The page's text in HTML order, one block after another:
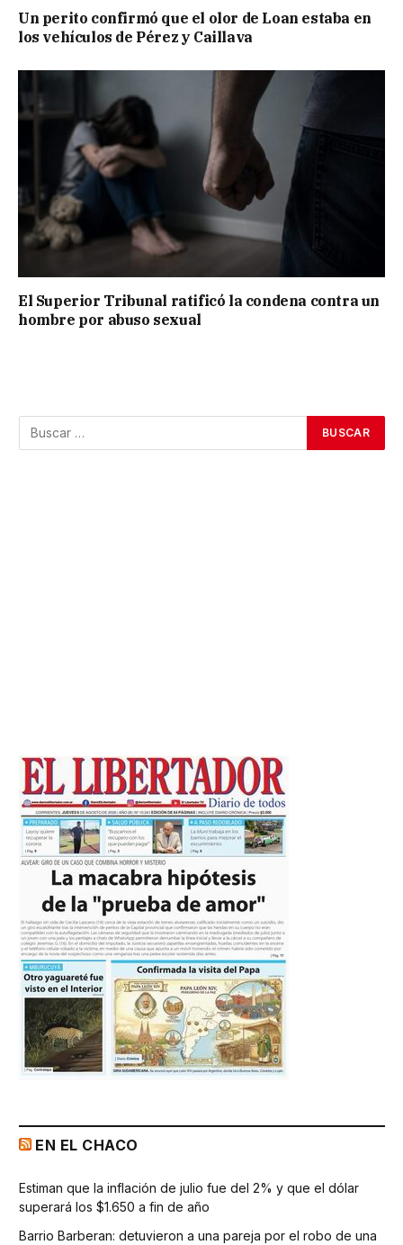
Un perito confirmó que el olor de Loan estaba en
los vehículos de Pérez y Caillava
El Superior Tribunal ratificó la condena contra un
hombre por abuso sexual
EN EL CHACO
Estiman que la inflación de julio fue del 2% y que el dólar
superará los $1.650 a fin de año
Barrio Barberan: detuvieron a una pareja por el robo de una